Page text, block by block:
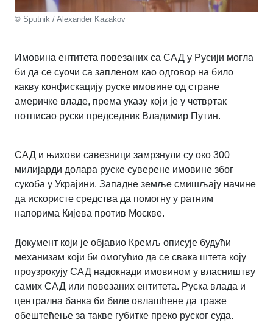
© Sputnik / Alexander Kazakov
Имовина ентитета повезаних са САД у Русији могла
би да се суочи са запленом као одговор на било
какву конфискацију руске имовине од стране
америчке владе, према указу који је у четвртак
потписао руски председник Владимир Путин.
САД и њихови савезници замрзнули су око 300
милијарди долара руске суверене имовине због
сукоба у Украјини. Западне земље смишљају начине
да искористе средства да помогну у ратним
напорима Кијева против Москве.
Документ који је објавио Кремљ описује будући
механизам који би омогућио да се свака штета коју
проузрокују САД надокнади имовином у власништву
самих САД или повезаних ентитета. Руска влада и
централна банка би биле овлашћене да траже
обештећење за такве губитке преко руског суда.